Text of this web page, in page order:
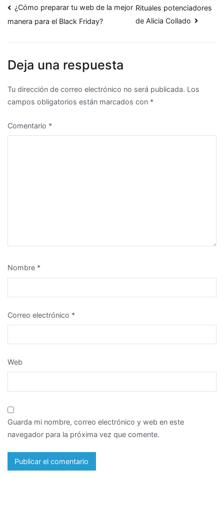
Navegación
¿Cómo preparar tu web de la mejor
manera para el Black Friday?
Rituales potenciadores
de Alicia Collado
Deja una respuesta
Tu dirección de correo electrónico no será publicada. Los
campos obligatorios están marcados con *
Comentario *
Nombre *
Correo electrónico *
Web
Guarda mi nombre, correo electrónico y web en este
navegador para la próxima vez que comente.